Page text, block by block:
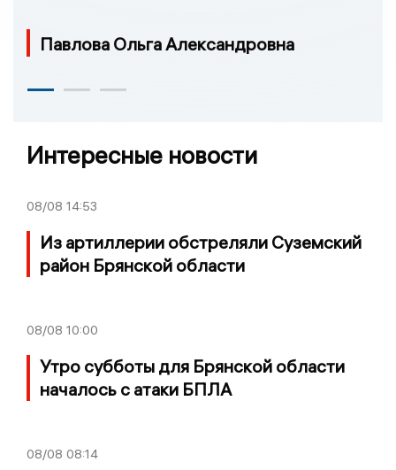
Павлова Ольга Александровна
Интересные новости
08/08 14:53
Из артиллерии обстреляли Суземский
район Брянской области
08/08 10:00
Утро субботы для Брянской области
началось с атаки БПЛА
08/08 08:14